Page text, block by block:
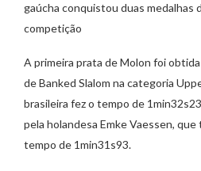
gaúcha conquistou duas medalhas
competição
A primeira prata de Molon foi
de Banked Slalom na categoria
brasileira fez o tempo de
pela holandesa Emke Vaessen,
tempo de 1min31s93.